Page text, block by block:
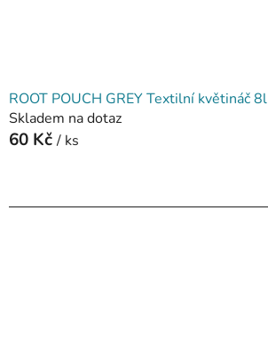
ROOT POUCH GREY Textilní květináč 8l
Skladem na dotaz
60 Kč / ks